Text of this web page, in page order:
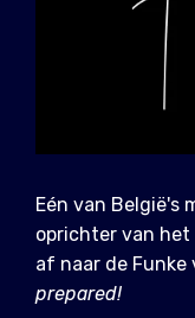
Eén van België's
oprichter van het
af naar de Funke
prepared!